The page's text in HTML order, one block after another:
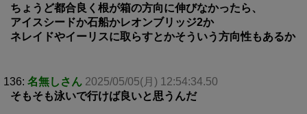
ちょうど都合良く根が箱の方向に伸びなかったら、
アイスシードか石船かレオンブリッジ2か
ネレイドやイーリスに取らすとかそういう方向性もあるか
136: 名無しさん 2025/05/05(月) 12:54:34.50
そもそも泳いで行けば良いと思うんだ